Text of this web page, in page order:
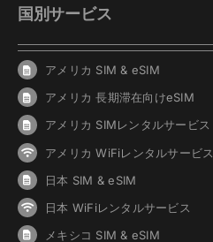
国別サービス
アメリカ SIM & eSIM
アメリカ 長期滞在向けeSIM
アメリカ SIMレンタルサービス
アメリカ WiFiレンタルサービス
日本 SIM & eSIM
日本 WiFiレンタルサービス
メキシコ SIM & eSIM